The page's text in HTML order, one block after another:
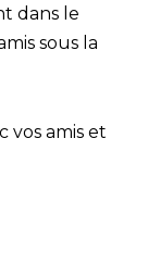
dans le
sous la
vos amis et